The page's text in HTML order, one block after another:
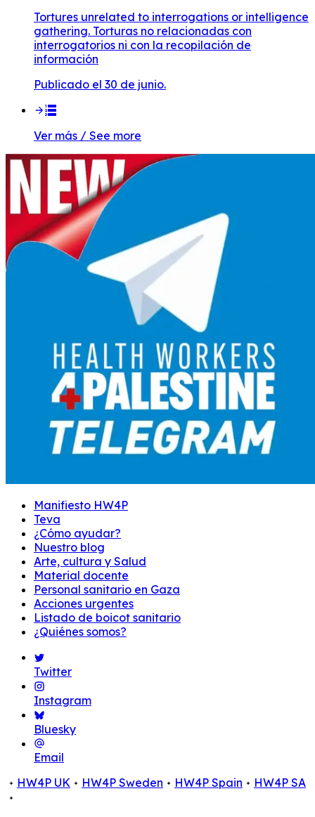
Tortures unrelated to interrogations or intelligence
gathering. Torturas no relacionadas con
interrogatorios ni con la recopilación de
información
Publicado el 30 de junio.
Ver más / See more
Manifiesto HW4P
Teva
¿Cómo ayudar?
Nuestro blog
Arte, cultura y Salud
Material docente
Personal sanitario en Gaza
Acciones urgentes
Listado de boicot sanitario
¿Quiénes somos?
Twitter
Instagram
Bluesky
Email
HW4P UK
HW4P Sweden HW4P Spain HW4P SA